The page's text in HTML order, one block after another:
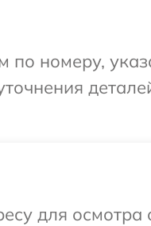
номеру,
для осмотра